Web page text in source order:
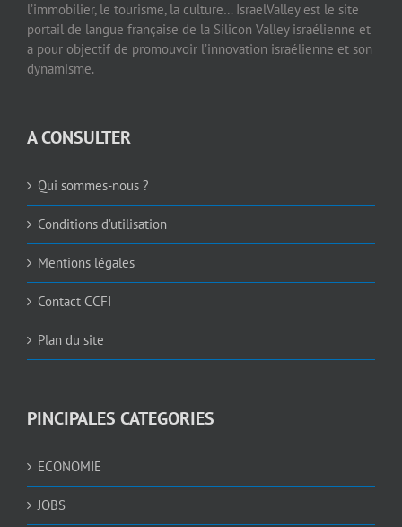
l’immobilier, le tourisme, la culture… IsraelValley est le site
portail de langue française de la Silicon Valley israélienne et
a pour objectif de promouvoir l’innovation israélienne et son
dynamisme.
A CONSULTER
Qui sommes-nous ?
Conditions d’utilisation
Mentions légales
Contact CCFI
Plan du site
PINCIPALES CATEGORIES
ECONOMIE
JOBS